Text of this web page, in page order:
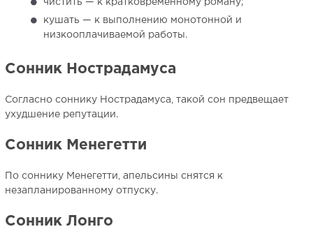
чистить — к кратковременному роману;
кушать — к выполнению монотонной и
низкооплачиваемой работы.
Сонник Нострадамуса
Согласно соннику Нострадамуса, такой сон предвещает
ухудшение репутации.
Сонник Менегетти
По соннику Менегетти, апельсины снятся к
незапланированному отпуску.
Сонник Лонго